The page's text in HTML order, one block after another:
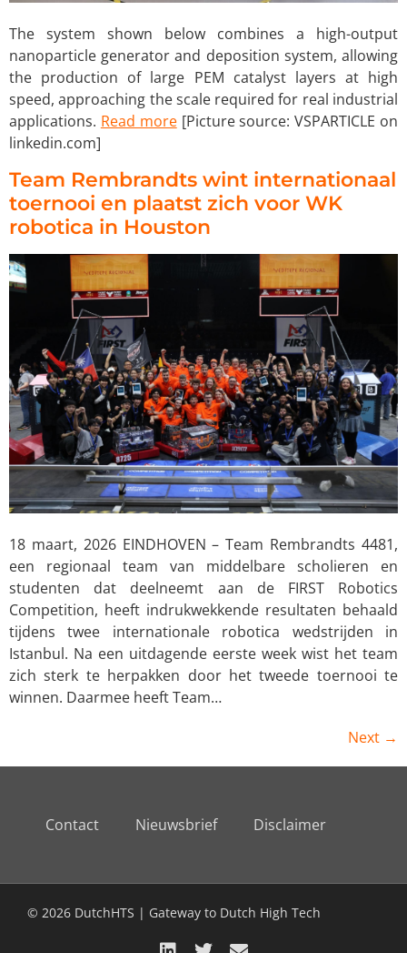
The system shown below combines a high-output
nanoparticle generator and deposition system, allowing
the production of large PEM catalyst layers at high
speed, approaching the scale required for real industrial
applications. Read more[Picture source: VSPARTICLE on
linkedin.com]
Team Rembrandts wint internationaal
toernooi en plaatst zich voor WK
robotica in Houston
18 maart, 2026 EINDHOVEN – Team Rembrandts 4481,
een regionaal team van middelbare scholieren en
studenten dat deelneemt aan de FIRST Robotics
Competition, heeft indrukwekkende resultaten behaald
tijdens twee internationale robotica wedstrijden in
Istanbul. Na een uitdagende eerste week wist het team
zich sterk te herpakken door het tweede toernooi te
winnen. Daarmee heeft Team…
Next →
Contact Nieuwsbrief Disclaimer
© 2026 DutchHTS | Gateway to Dutch High Tech